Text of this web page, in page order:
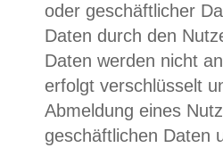
oder geschäftlicher
Daten durch den
Daten werden nicht
erfolgt verschlüsselt
Abmeldung eines
geschäftlichen Daten